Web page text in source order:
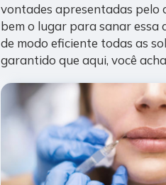
vontades apresentadas pelo
bem o lugar para sanar essa
de modo eficiente todas as
garantido que aqui, você